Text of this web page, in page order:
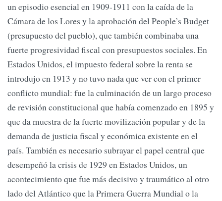
un episodio esencial en 1909-1911 con la caída de la
Cámara de los Lores y la aprobación del People’s Budget
(presupuesto del pueblo), que también combinaba una
fuerte progresividad fiscal con presupuestos sociales. En
Estados Unidos, el impuesto federal sobre la renta se
introdujo en 1913 y no tuvo nada que ver con el primer
conflicto mundial: fue la culminación de un largo proceso
de revisión constitucional que había comenzado en 1895 y
que da muestra de la fuerte movilización popular y de la
demanda de justicia fiscal y económica existente en el
país. También es necesario subrayar el papel central que
desempeñó la crisis de 1929 en Estados Unidos, un
acontecimiento que fue más decisivo y traumático al otro
lado del Atlántico que la Primera Guerra Mundial o la